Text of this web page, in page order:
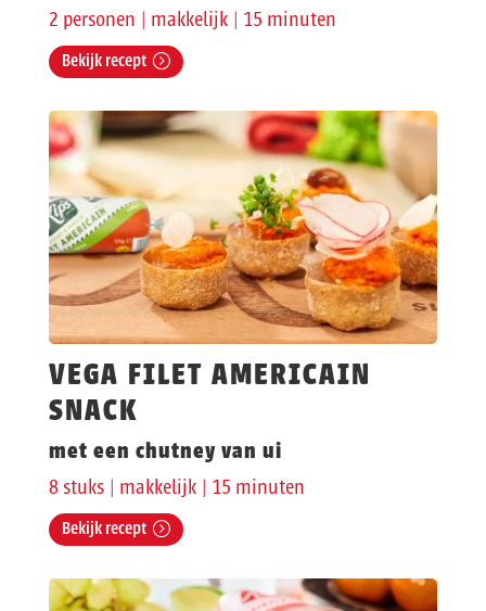
2 personen | makkelijk | 15 minuten
Bekijk recept
VEGA FILET AMERICAIN
SNACK
met een chutney van ui
8 stuks | makkelijk | 15 minuten
Bekijk recept